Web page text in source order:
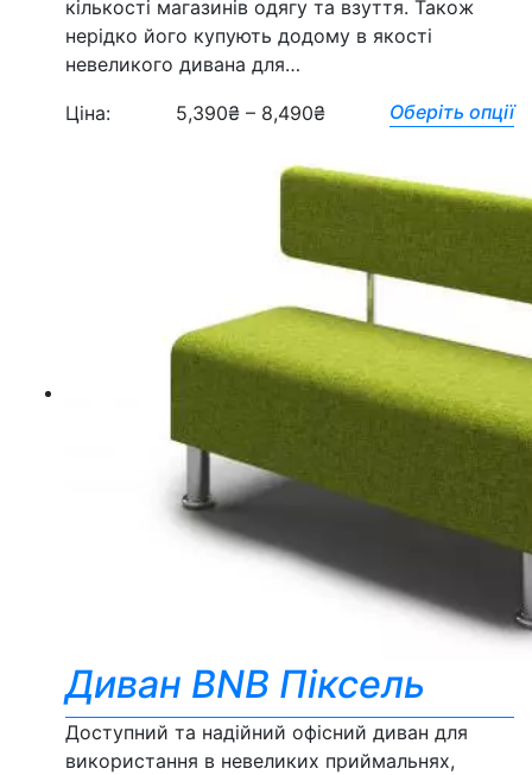
кількості магазинів одягу та взуття. Також
нерідко його купують додому в якості
невеликого дивана для…
Ціна: 5,390₴– 8,490₴ Оберіть опції
Диван BNB Піксель
Доступний та надійний офісний диван для
використання в невеликих приймальнях,